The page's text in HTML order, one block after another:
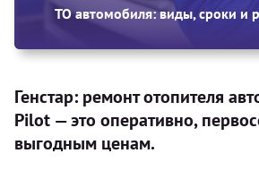
ТО автомобиля: виды, сроки и
Генстар: ремонт отопителя
Pilot — это оперативно,
выгодным ценам.